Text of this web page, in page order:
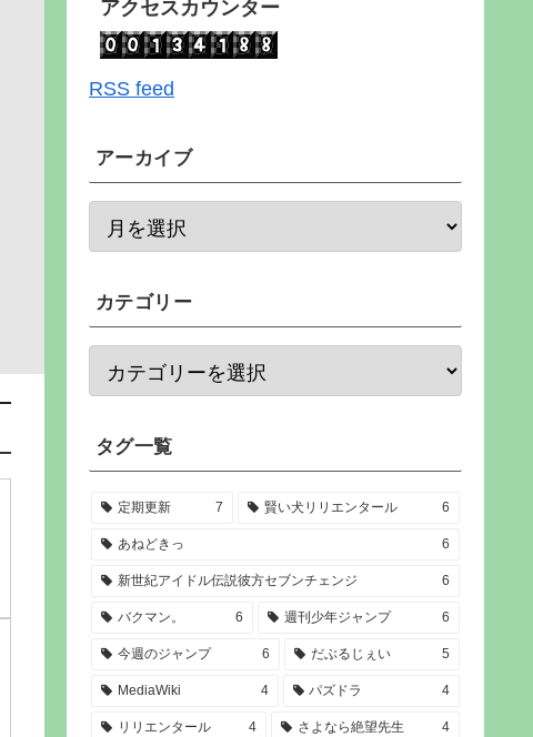
アクセスカウンター
RSS feed
アーカイブ
カテゴリー
タグ一覧
定期更新 7 賢い犬リリエンタール 6
あねどきっ 6
新世紀アイドル伝説彼方セブンチェンジ 6
バクマン。 6 週刊少年ジャンプ 6
今週のジャンプ 6 だぶるじぇい 5
MediaWiki 4 パズドラ 4
リリエンタール 4 さよなら絶望先生 4